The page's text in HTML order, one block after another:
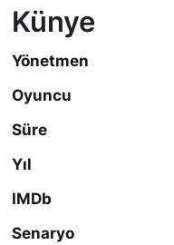
Künye
Yönetmen
Oyuncu
Süre
Yıl
IMDb
Senaryo